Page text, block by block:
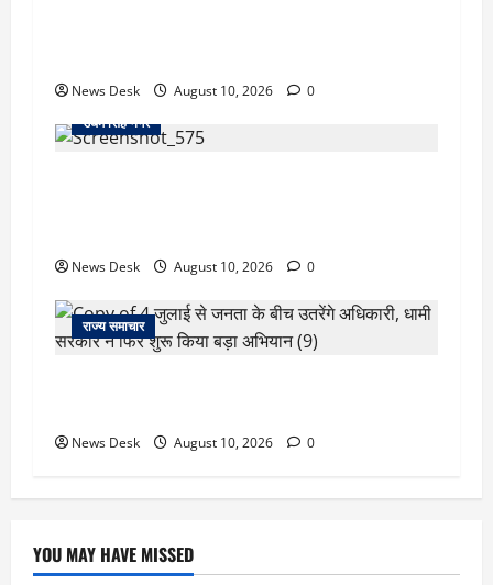
News Desk August 10, 2026
0
उधम सिंह नगर
News Desk August 10, 2026 0
राज्य समाचार
News Desk August 10, 2026 0
YOU MAY HAVE MISSED